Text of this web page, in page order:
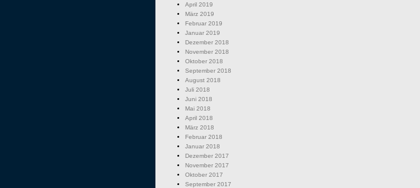
April 2019
März 2019
Februar 2019
Januar 2019
Dezember 2018
November 2018
Oktober 2018
September 2018
August 2018
Juli 2018
Juni 2018
Mai 2018
April 2018
März 2018
Februar 2018
Januar 2018
Dezember 2017
November 2017
Oktober 2017
September 2017